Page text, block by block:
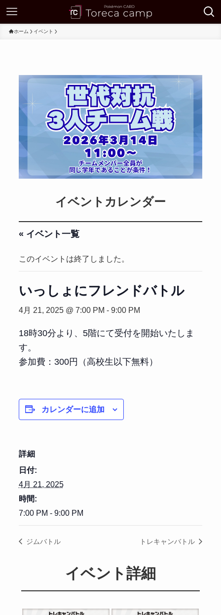
ホーム イベント
イベントカレンダー
« イベント一覧
このイベントは終了しました。
いっしょにフレンドバトル
4月 21, 2025 @ 7:00 PM - 9:00 PM
18時30分より、5階にて受付を開始いたしま
す。
参加費：300円（高校生以下無料）
カレンダーに追加
詳細
日付:
4月 21, 2025
時間:
7:00 PM - 9:00 PM
ジムバトル トレキャンバトル
イベント詳細